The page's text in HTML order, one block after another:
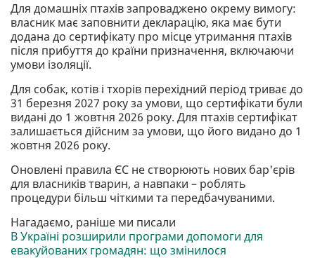
Для домашніх птахів запроваджено окрему вимогу:
власник має заповнити декларацію, яка має бути
додана до сертифікату про місце утримання птахів
після прибуття до країни призначення, включаючи
умови ізоляції.
Для собак, котів і тхорів перехідний період триває до
31 березня 2027 року за умови, що сертифікати були
видані до 1 жовтня 2026 року. Для птахів сертифікат
залишається дійсним за умови, що його видано до 1
жовтня 2026 року.
Оновлені правила ЄС не створюють нових бар'єрів
для власників тварин, а навпаки – роблять
процедури більш чіткими та передбачуваними.
Нагадаємо, раніше ми писали
В Україні розширили програми допомоги для
евакуйованих громадян: що змінилося